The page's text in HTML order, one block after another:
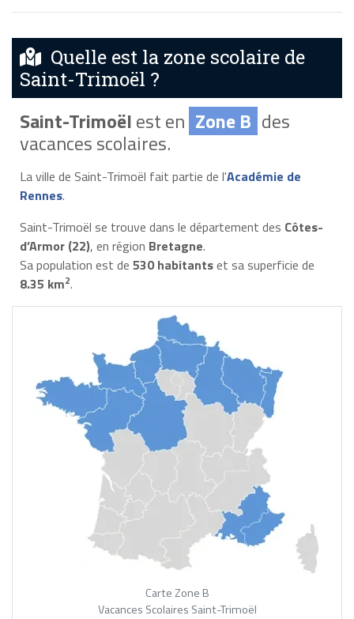
Quelle est la zone scolaire de
Saint-Trimoël ?
Saint-Trimoëlest en Zone B des
vacances scolaires.
La ville de Saint-Trimoël fait partie de l'Académie de
Rennes.
Saint-Trimoël se trouve dans le département des Côtes-
d’Armor (22), en région Bretagne.
Sa population est de 530 habitantset sa superficie de
8.35 km2.
Carte Zone B
Vacances Scolaires Saint-Trimoël